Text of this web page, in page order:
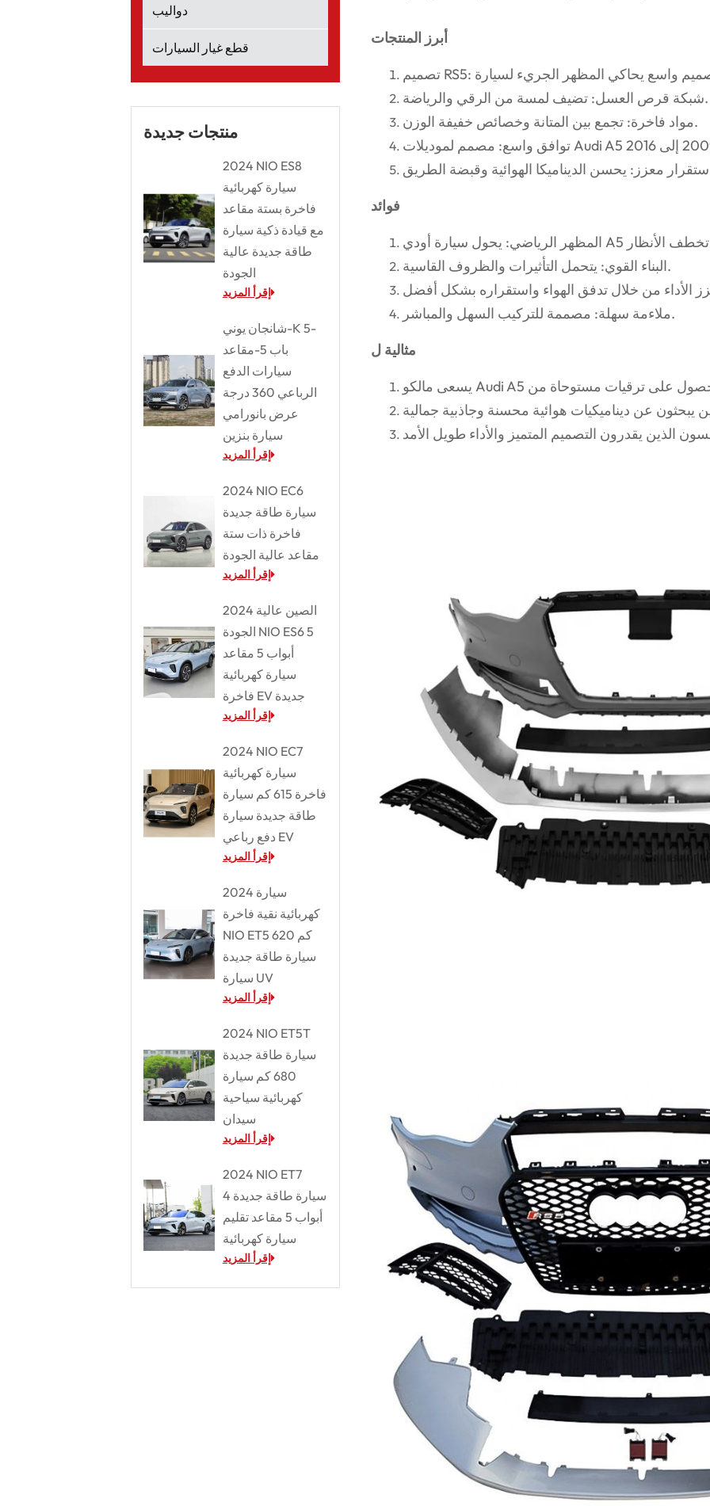
دواليب
قطع غيار السيارات
منتجات جديدة
2024 NIO ES8
سيارة كهربائية
فاخرة بستة مقاعد
مع قيادة ذكية سيارة
طاقة جديدة عالية
الجودة
إقرأ المزيد
شانجان يوني-K 5-
باب 5-مقاعد
سيارات الدفع
الرباعي 360 درجة
عرض بانورامي
سيارة بنزين
إقرأ المزيد
2024 NIO EC6
سيارة طاقة جديدة
فاخرة ذات ستة
مقاعد عالية الجودة
إقرأ المزيد
2024 الصين عالية
الجودة NIO ES6 5
أبواب 5 مقاعد
سيارة كهربائية
فاخرة EV جديدة
إقرأ المزيد
2024 NIO EC7
سيارة كهربائية
فاخرة 615 كم سيارة
طاقة جديدة سيارة
دفع رباعي EV
إقرأ المزيد
2024 سيارة
كهربائية نقية فاخرة
NIO ET5 620 كم
سيارة طاقة جديدة
سيارة UV
إقرأ المزيد
2024 NIO ET5T
سيارة طاقة جديدة
680 كم سيارة
كهربائية سياحية
سيدان
إقرأ المزيد
2024 NIO ET7
سيارة طاقة جديدة 4
أبواب 5 مقاعد تقليم
سيارة كهربائية
إقرأ المزيد
أبرز المنتجات
شبكة قرص العسل: تضيف لمسة من الرقي والرياضة.
مواد فاخرة: تجمع بين المتانة وخصائص خفيفة الوزن.
فوائد
البناء القوي: يتحمل التأثيرات والظروف القاسية.
ملاءمة سهلة: مصممة للتركيب السهل والمباشر.
مثالية ل